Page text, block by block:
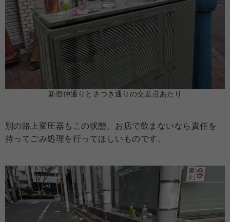
新宿仲通りとさつき通りの交差点あたり
別の路上変圧器もこの状態。お店で飲まないなら責任を
持ってごみ処理を行ってほしいものです。